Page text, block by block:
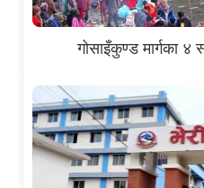
गोसाइँकुण्ड मार्गका ४